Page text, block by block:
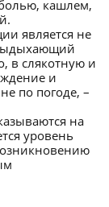
кашлем,
является не
в слякотную и
и
по погоде, –
на
уровень